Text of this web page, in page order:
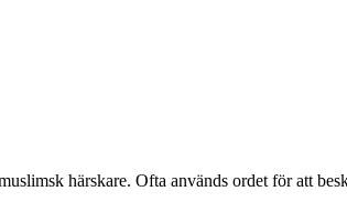
härskare. Ofta används ordet för att